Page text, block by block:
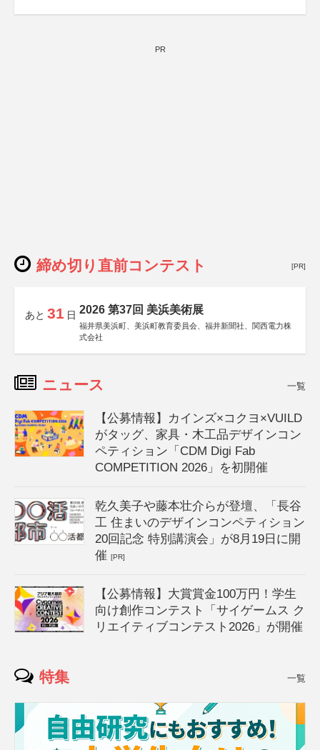
PR
締め切り直前コンテスト [PR]
あと 31 日 2026 第37回 美浜美術展
福井県美浜町、美浜町教育委員会、福井新聞社、関西電力株
式会社
ニュース 一覧
【公募情報】カインズ×コクヨ×VUILD
がタッグ、家具・木工品デザインコン
ペティション「CDM Digi Fab
COMPETITION 2026」を初開催
乾久美子や藤本壮介らが登壇、「長谷
工 住まいのデザインコンペティション
20回記念 特別講演会」が8月19日に開
催[PR]
【公募情報】大賞賞金100万円！学生
向け創作コンテスト「サイゲームス ク
リエイティブコンテスト2026」が開催
特集 一覧